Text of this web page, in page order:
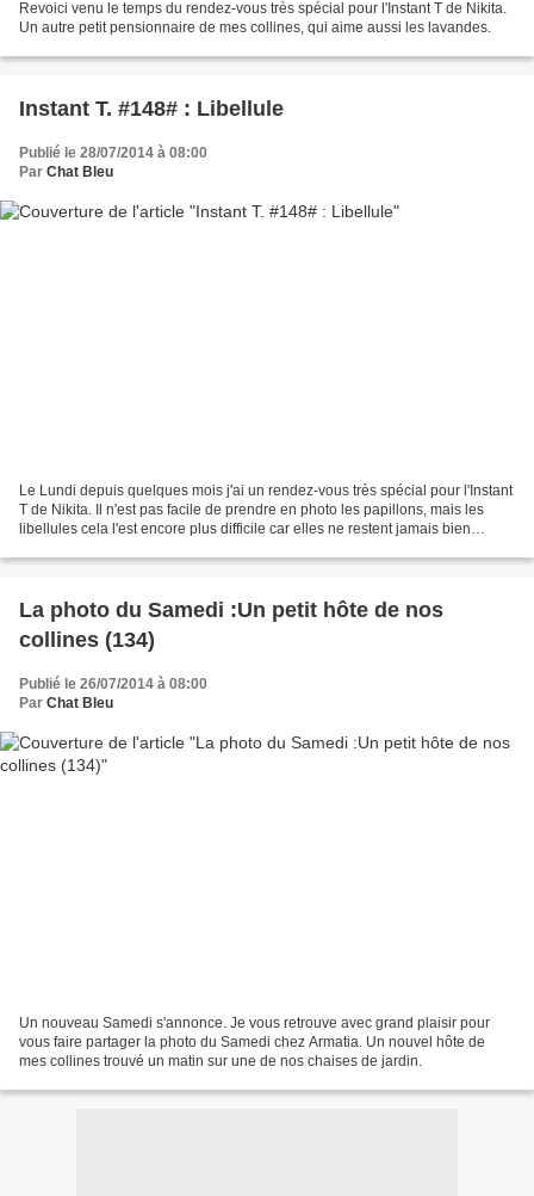
Revoici venu le temps du rendez-vous très spécial pour l'Instant T de Nikita.
Un autre petit pensionnaire de mes collines, qui aime aussi les lavandes.
Instant T. #148# : Libellule
Publié le 28/07/2014 à 08:00
Par Chat Bleu
Le Lundi depuis quelques mois j'ai un rendez-vous très spécial pour l'Instant
T de Nikita. Il n'est pas facile de prendre en photo les papillons, mais les
libellules cela l'est encore plus difficile car elles ne restent jamais bien
La photo du Samedi :Un petit hôte de nos
collines (134)
Publié le 26/07/2014 à 08:00
Par Chat Bleu
Un nouveau Samedi s'annonce. Je vous retrouve avec grand plaisir pour
vous faire partager la photo du Samedi chez Armatia. Un nouvel hôte de
mes collines trouvé un matin sur une de nos chaises de jardin.